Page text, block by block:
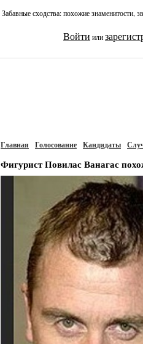
Забавные сходства: похожие знаменитости,
Войти или
Главная Голосование Кандидаты
Фигурист Повилас Ванагас